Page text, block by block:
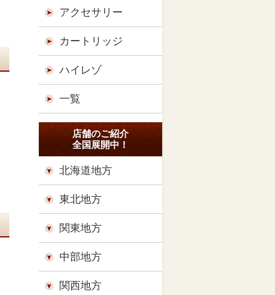
アクセサリー
カートリッジ
ハイレゾ
一覧
店舗のご紹介
全国展開中！
北海道地方
東北地方
関東地方
中部地方
関西地方